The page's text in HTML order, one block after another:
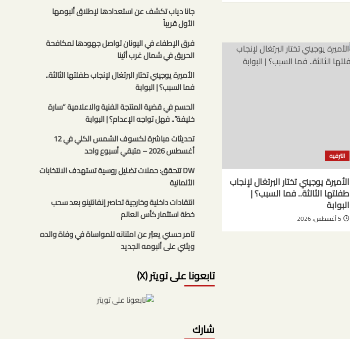
الترفيه
الأميرة يوجيني تختار البرتغال لإنجاب
طفلتها الثالثة.. فما السبب؟ |
البوابة
5 أغسطس، 2026
جانا دياب تكشف عن استعدادها لإطلاق ألبومها
الأول قريباً
فرق الإطفاء في اليونان تواصل جهودها لمكافحة
الحريق في شمال غرب أثينا
الأميرة يوجيني تختار البرتغال لإنجاب طفلتها الثالثة..
فما السبب؟ | البوابة
الحسم في قضية المنتجة الفنية والاعلامية “سارة
خليفة”.. فهل تواجه الإعدام؟ | البوابة
تحديثات مباشرة لكسوف الشمس الكلي في 12
أغسطس 2026 – متبقي أسبوع واحد
DW تتحقق: حملات تضليل روسية تستهدف الانتخابات
الألمانية
انتقادات داخلية وخارجية تحاصر إنفانتينو بعد سحب
خطة استثمار كأس العالم
تامر حسني يعبّر عن امتنانه للمواساة في وفاة والده
ويثني على ألبومه الجديد
تابعونا على تويتر (X)
شارك